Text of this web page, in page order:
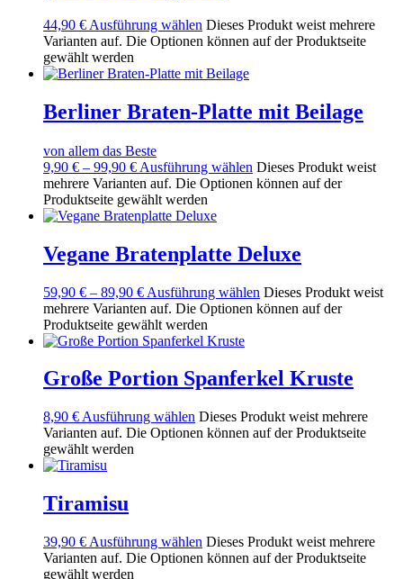
44,90 € Ausführung wählen Dieses Produkt weist mehrere
Varianten auf. Die Optionen können auf der Produktseite
gewählt werden
Berliner Braten-Platte mit Beilage
von allem das Beste
9,90 € – 99,90 € Ausführung wählen Dieses Produkt weist
mehrere Varianten auf. Die Optionen können auf der
Produktseite gewählt werden
Vegane Bratenplatte Deluxe
59,90 € – 89,90 € Ausführung wählen Dieses Produkt weist
mehrere Varianten auf. Die Optionen können auf der
Produktseite gewählt werden
Große Portion Spanferkel Kruste
8,90 € Ausführung wählen Dieses Produkt weist mehrere
Varianten auf. Die Optionen können auf der Produktseite
gewählt werden
Tiramisu
39,90 € Ausführung wählen Dieses Produkt weist mehrere
Varianten auf. Die Optionen können auf der Produktseite
gewählt werden